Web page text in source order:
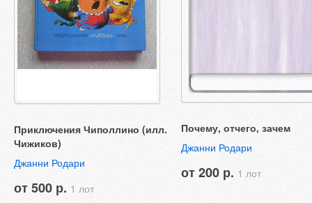
Приключения Чиполлино (илл.
Чижиков)
Джанни Родари
от 500 р. 1 лот
Почему, отчего, зачем
Джанни Родари
от 200 р. 1 лот